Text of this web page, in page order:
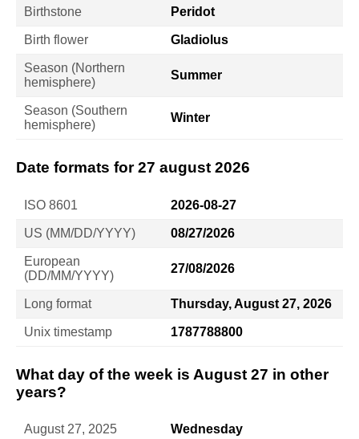
Birthstone Peridot
Birth flower Gladiolus
Season (Northern
hemisphere)
Summer
Season (Southern
hemisphere)
Winter
Date formats for 27 august 2026
ISO 8601 2026-08-27
US (MM/DD/YYYY) 08/27/2026
European
(DD/MM/YYYY)
27/08/2026
Long format Thursday, August 27, 2026
Unix timestamp 1787788800
What day of the week is August 27 in other
years?
August 27, 2025 Wednesday